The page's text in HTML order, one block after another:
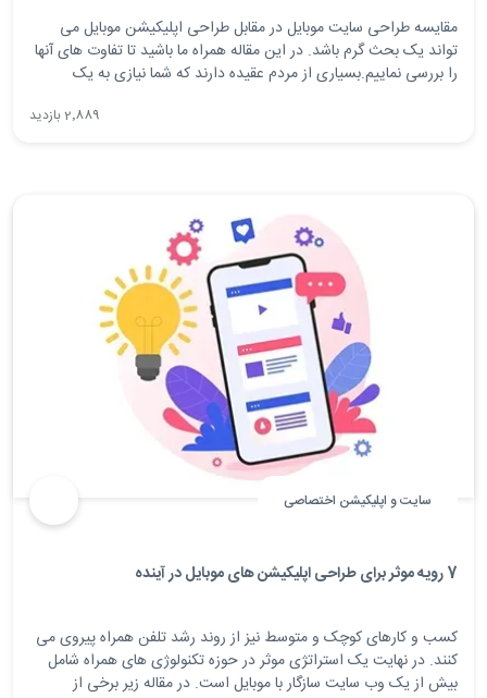
مقایسه طراحی سایت موبایل در مقابل طراحی اپلیکیشن موبایل می
تواند یک بحث گرم باشد. در این مقاله همراه ما باشید تا تفاوت های آنها
را بررسی نماییم.بسیاری از مردم عقیده دارند که شما نیازی به یک
2٬889 بازدید
سایت و اپلیکیشن اختصاصی
7 رویه موثر برای طراحی اپلیکیشن های موبایل در آینده
کسب و کارهای کوچک و متوسط نیز از روند رشد تلفن همراه پیروی می
کنند. در نهایت یک استراتژی موثر در حوزه تکنولوژی های همراه شامل
بیش از یک وب سایت سازگار با موبایل است. در مقاله زیر برخی از